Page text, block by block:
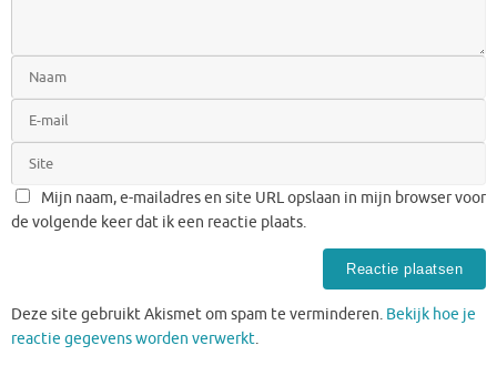
Mijn naam, e-mailadres en site URL opslaan in mijn browser voor
de volgende keer dat ik een reactie plaats.
Deze site gebruikt Akismet om spam te verminderen. Bekijk hoe je
reactie gegevens worden verwerkt.